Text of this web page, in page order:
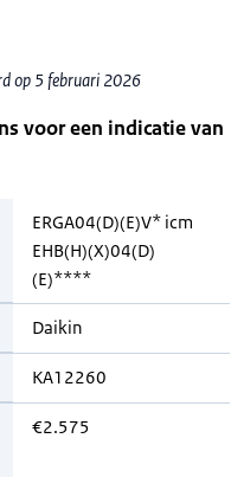
op 5 februari 2026
voor een indicatie van
ERGA04(D)(E)V* icm
EHB(H)(X)04(D)
(E)****
Daikin
KA12260
€2.575